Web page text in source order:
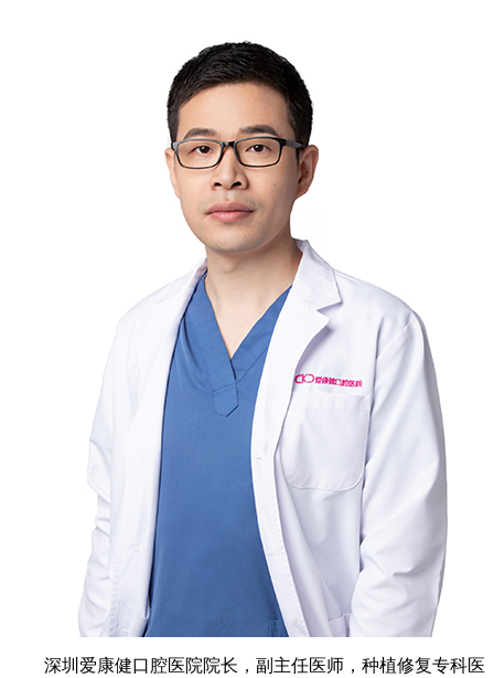
深圳爱康健口腔医院院长，副主任医师，种植修复专科医